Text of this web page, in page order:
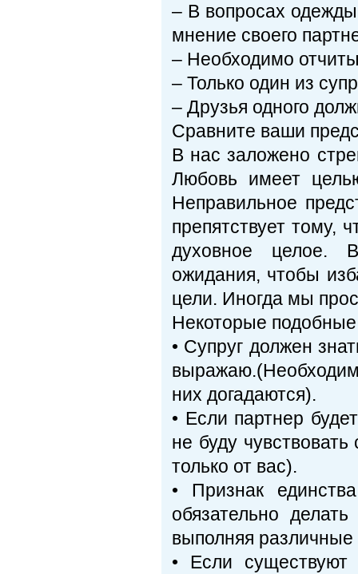
– В вопросах
мнение своего
– Необходимо
– Только один из
– Друзья одного
Сравните ваши
В нас заложено
Любовь имеет
Неправильное
препятствует тому,
духовное целое.
ожидания, чтобы
цели. Иногда мы
Некоторые
• Супруг должен
них догадаются).
• Если партнер
не буду
только от вас).
• Признак
обязательно
выполняя
• Если